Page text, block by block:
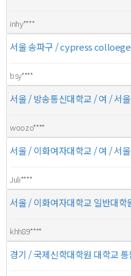
inhy****
bsy****
woozo****
Juli****
khh89****